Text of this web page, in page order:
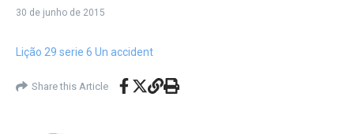
30 de junho de 2015
Lição 29 serie 6 Un accident
Share this Article